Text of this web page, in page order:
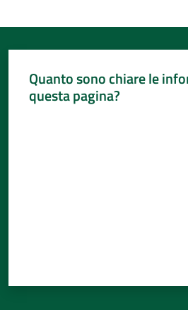
Quanto sono chiare le
questa pagina?